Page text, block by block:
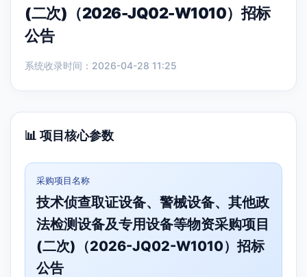
(二次)（2026-JQ02-W1010）招标
公告
系统收录时间：2026-04-28 11:25
📊 项目核心参数
采购项目名称
技术侦查取证设备、警械设备、其他政
法检测设备及专用设备等物资采购项目
(二次)（2026-JQ02-W1010）招标
公告